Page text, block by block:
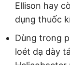
Ellison hay
dụng thuốc
Dùng trong
loét dạ dày